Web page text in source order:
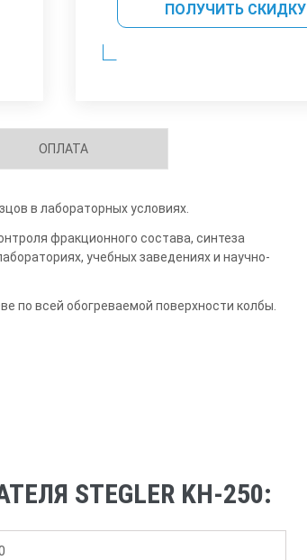
ПОЛУЧИТЬ СКИДКУ
ОПЛАТА
в лабораторных условиях.
фракционного состава, синтеза
учебных заведениях и научно-
по всей обогреваемой поверхности колбы.
STEGLER KН-250: